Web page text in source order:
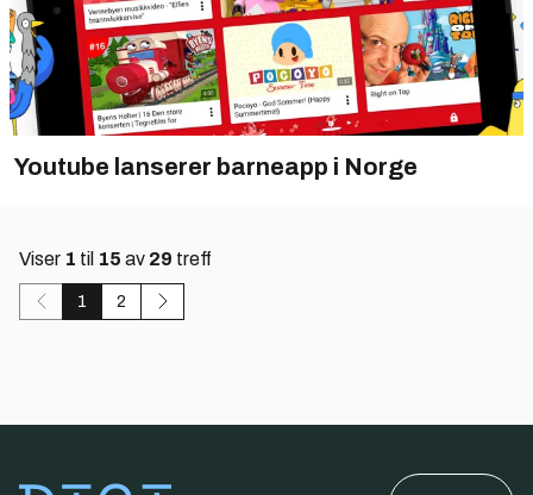
Youtube lanserer barneapp i Norge
Viser 1 til 15 av 29 treff
1 2